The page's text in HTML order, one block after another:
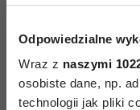
Odpowiedzialne
Wraz z naszymi
osobiste dane, np.
technologii jak pliki